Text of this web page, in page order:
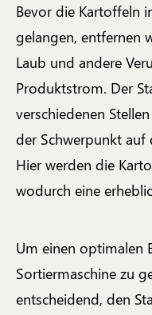
Bevor die Kartoffeln
gelangen, entfernen
Laub und andere
Produktstrom. Der
verschiedenen
der Schwerpunkt
Hier werden die
wodurch eine
Um einen optimalen
Sortiermaschine zu
entscheidend, den